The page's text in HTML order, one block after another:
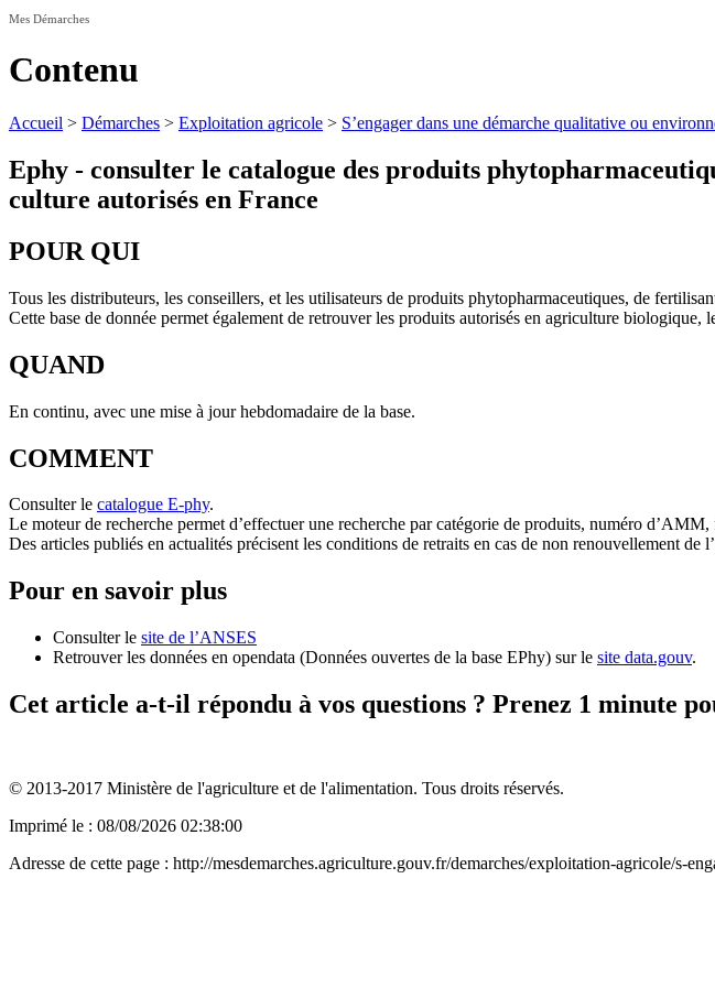
Mes Démarches
Contenu
Accueil > Démarches > Exploitation agricole > S’engager dans une démarche qualitative ou
Ephy - consulter le catalogue des produits
culture autorisés en France
POUR QUI
Tous les distributeurs, les conseillers, et les utilisateurs de produits phytopharmaceutiques, de
Cette base de donnée permet également de retrouver les produits autorisés en agriculture
QUAND
En continu, avec une mise à jour hebdomadaire de la base.
COMMENT
Consulter le catalogue E-phy.
Le moteur de recherche permet d’effectuer une recherche par catégorie de produits, numéro
Des articles publiés en actualités précisent les conditions de retraits en cas de non renouvellement de
Pour en savoir plus
Consulter le site de l’ANSES
Retrouver les données en opendata (Données ouvertes de la base EPhy) sur le site data.gouv.
Cet article a-t-il répondu à vos questions ? Prenez 1 minute
© 2013-2017 Ministère de l'agriculture et de l'alimentation. Tous droits réservés.
Imprimé le : 08/08/2026 02:38:00
Adresse de cette page : http://mesdemarches.agriculture.gouv.fr/demarches/exploitation-agricole/s-